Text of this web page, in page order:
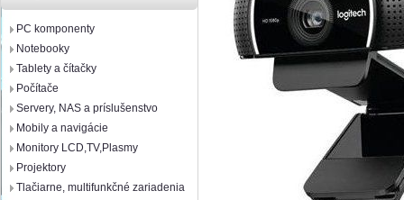
PC komponenty
Notebooky
Tablety a čítačky
Počítače
Servery, NAS a príslušenstvo
Mobily a navigácie
Monitory LCD,TV,Plasmy
Projektory
Tlačiarne, multifunkčné zariadenia